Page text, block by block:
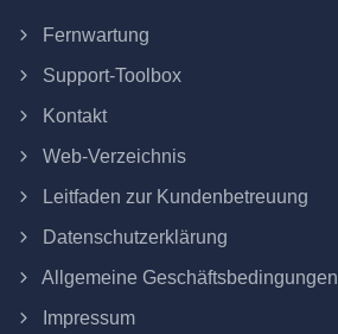
Fernwartung
Support-Toolbox
Kontakt
Web-Verzeichnis
Leitfaden zur Kundenbetreuung
Datenschutzerklärung
Allgemeine Geschäftsbedingungen
Impressum